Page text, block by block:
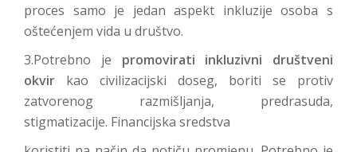
proces samo je jedan aspekt inkluzije osoba s
oštećenjem vida u društvo.
3.Potrebno je promovirati inkluzivni društveni
okvir kao civilizacijski doseg, boriti se protiv
zatvorenog razmišljanja, predrasuda,
stigmatizacije. Financijska sredstva